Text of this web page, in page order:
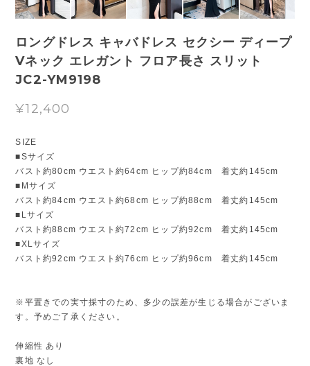
ロングドレス キャバドレス セクシー ディープ
Vネック エレガント フロア長さ スリット
JC2-YM9198
¥12,400
SIZE
■Sサイズ
バスト約80cm ウエスト約64cm ヒップ約84cm 着丈約145cm
■Mサイズ
バスト約84cm ウエスト約68cm ヒップ約88cm 着丈約145cm
■Lサイズ
バスト約88cm ウエスト約72cm ヒップ約92cm 着丈約145cm
■XLサイズ
バスト約92cm ウエスト約76cm ヒップ約96cm 着丈約145cm
※平置きでの実寸採寸のため、多少の誤差が生じる場合がございま
す。予めご了承ください。
伸縮性 あり
裏地 なし